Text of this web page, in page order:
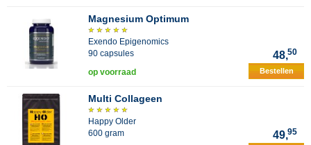
Magnesium Optimum
Exendo Epigenomics
90 capsules
48,50
op voorraad Bestellen
Multi Collageen
Happy Older
600 gram
49,95